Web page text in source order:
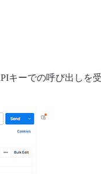
キーでの呼び出しを